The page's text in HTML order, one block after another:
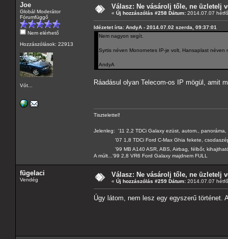
Joe
Globál Moderátor
Fórumfüggő
Nem elérhető
Hozzászólások: 22913
Vót...
Válasz: Ne vásárolj tőle, ne üzletelj
« Új hozzászólás #258 Dátum: 2014.07.07
Idézetet írta: AndyA - 2014.07.02 szerda, 09:37:01
Nem nagyon segít.
Syrtis néven Monornetes IP-je volt, Hansaplast néven
AndyA
Ráadásul olyan Telecom-os IP mögül, amit
Tisztelettel!
Jelenleg: '11 2,2 TDCi Galaxy ezüst, autom.,
'07 1,8 TDCi Ford C-Max Ghia fekete,
'99 MB A140 ASR, ABS, Airbag, félbőr, kihajtható
A múlt...'99 2,8 VR6 Ford Galaxy majdnem FULL
fügelaci
Vendég
Válasz: Ne vásárolj tőle, ne üzletelj
« Új hozzászólás #259 Dátum: 2014.07.07
Úgy látom, nem lesz egy egyszerű